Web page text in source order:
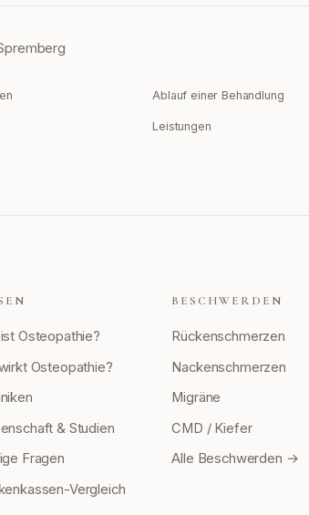
Ablauf einer Behandlung
Leistungen
Osteopathie?
Osteopathie?
& Studien
Fragen
Vergleich
BESCHWERDEN
Rückenschmerzen
Nackenschmerzen
Migräne
CMD / Kiefer
Alle Beschwerden →